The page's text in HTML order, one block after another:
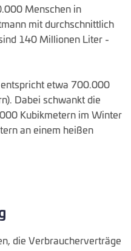
Menschen in
mit durchschnittlich
140 Millionen Liter -
etwa 700.000
Dabei schwankt die
Kubikmetern im Winter
an einem heißen
die Verbraucherverträge